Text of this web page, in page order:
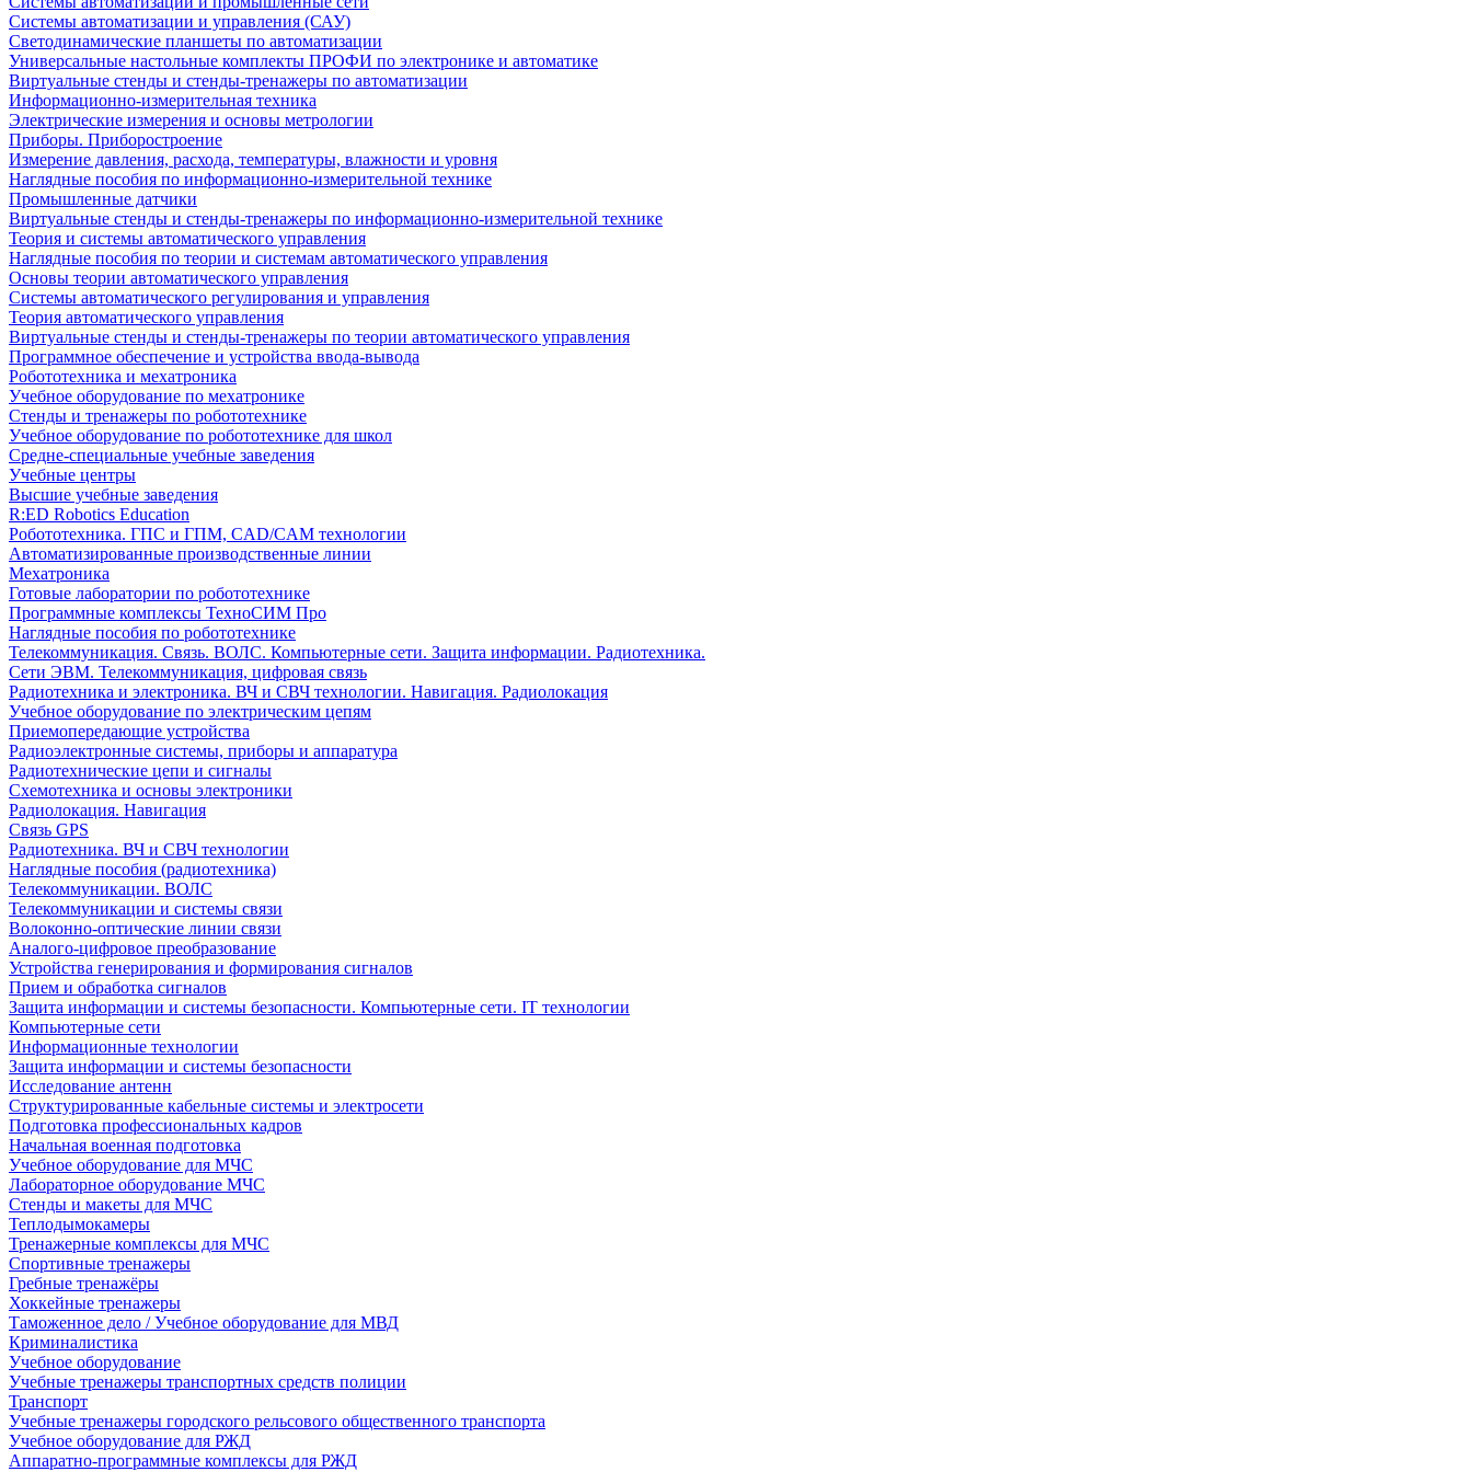
Системы автоматизации и управления (САУ)
Светодинамические планшеты по автоматизации
Универсальные настольные комплекты ПРОФИ по электронике и автоматике
Виртуальные стенды и стенды-тренажеры по автоматизации
Информационно-измерительная техника
Электрические измерения и основы метрологии
Приборы. Приборостроение
Измерение давления, расхода, температуры, влажности и уровня
Наглядные пособия по информационно-измерительной технике
Промышленные датчики
Виртуальные стенды и стенды-тренажеры по информационно-измерительной технике
Теория и системы автоматического управления
Наглядные пособия по теории и системам автоматического управления
Основы теории автоматического управления
Системы автоматического регулирования и управления
Теория автоматического управления
Виртуальные стенды и стенды-тренажеры по теории автоматического управления
Программное обеспечение и устройства ввода-вывода
Робототехника и мехатроника
Учебное оборудование по мехатронике
Стенды и тренажеры по робототехнике
Учебное оборудование по робототехнике для школ
Средне-специальные учебные заведения
Учебные центры
Высшие учебные заведения
R:ED Robotics Education
Робототехника. ГПС и ГПМ, CAD/CAM технологии
Автоматизированные производственные линии
Мехатроника
Готовые лаборатории по робототехнике
Программные комплексы ТехноСИМ Про
Наглядные пособия по робототехнике
Телекоммуникация. Связь. ВОЛС. Компьютерные сети. Защита информации. Радиотехника.
Сети ЭВМ. Телекоммуникация, цифровая связь
Радиотехника и электроника. ВЧ и СВЧ технологии. Навигация. Радиолокация
Учебное оборудование по электрическим цепям
Приемопередающие устройства
Радиоэлектронные системы, приборы и аппаратура
Радиотехнические цепи и сигналы
Схемотехника и основы электроники
Радиолокация. Навигация
Связь GPS
Радиотехника. ВЧ и СВЧ технологии
Наглядные пособия (радиотехника)
Телекоммуникации. ВОЛС
Телекоммуникации и системы связи
Волоконно-оптические линии связи
Аналого-цифровое преобразование
Устройства генерирования и формирования сигналов
Прием и обработка сигналов
Защита информации и системы безопасности. Компьютерные сети. IT технологии
Компьютерные сети
Информационные технологии
Защита информации и системы безопасности
Исследование антенн
Структурированные кабельные системы и электросети
Подготовка профессиональных кадров
Начальная военная подготовка
Учебное оборудование для МЧС
Лабораторное оборудование МЧС
Стенды и макеты для МЧС
Теплодымокамеры
Тренажерные комплексы для МЧС
Спортивные тренажеры
Гребные тренажёры
Хоккейные тренажеры
Таможенное дело / Учебное оборудование для МВД
Криминалистика
Учебное оборудование
Учебные тренажеры транспортных средств полиции
Транспорт
Учебные тренажеры городского рельсового общественного транспорта
Учебное оборудование для РЖД
Аппаратно-программные комплексы для РЖД